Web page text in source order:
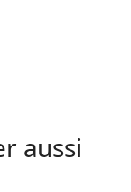
aussi